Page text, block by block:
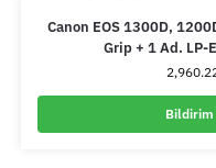
Canon EOS 1300D,
Grip + 1 Ad. LP-
Bildirim